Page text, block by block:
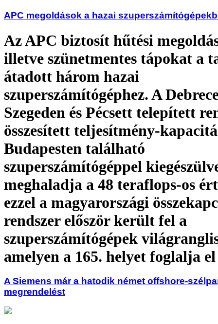
APC megoldások a hazai
Az APC biztosít hűtési
illetve szünetmentes tápokat a
átadott három hazai
szuperszámítógéphez. A
Szegeden és Pécsett telepített
összesített teljesítmény-
Budapesten található
szuperszámítógéppel
meghaladja a 48 teraflops-os
ezzel a magyarországi
rendszer először került fel a
szuperszámítógépek
amelyen a 165. helyet foglalja el
A Siemens már a hatodik német offshore-
megrendelést